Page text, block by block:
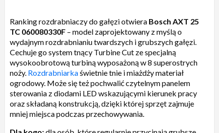
Ranking rozdrabniaczy do gałęzi otwiera Bosch AXT 25
TC 060080330F – model zaprojektowany z myślą o
wydajnym rozdrabnianiu twardszych i grubszych gałęzi.
Cechuje go system tnący Turbine Cut ze specjalną
wysokoobrotową turbiną wyposażoną w 8 superostrych
noży. Rozdrabniarkaświetnie tnie i miażdży materiał
ogrodowy. Może się też pochwalić czytelnym panelem
sterowania z diodami LED wskazującymi kierunek pracy
oraz składaną konstrukcją, dzięki której sprzęt zajmuje
mniej miejsca podczas przechowywania.